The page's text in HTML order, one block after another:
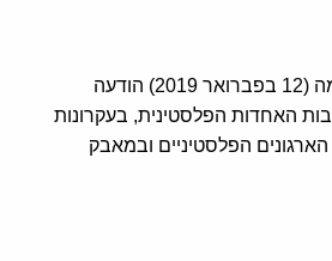
בתום ההתכנסות פורסמה (12 בפברואר 2019) הודעה
האחדות הפלסטינית, בעקרונות
הפלסטיניים ובמאבק